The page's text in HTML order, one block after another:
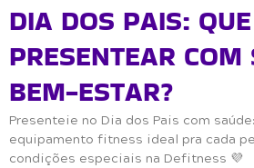
DIA DOS PAIS:
PRESENTEAR COM
BEM-ESTAR?
Presenteie no Dia dos Pais com
equipamento fitness ideal pra cada
condições especiais na Defitness 💜